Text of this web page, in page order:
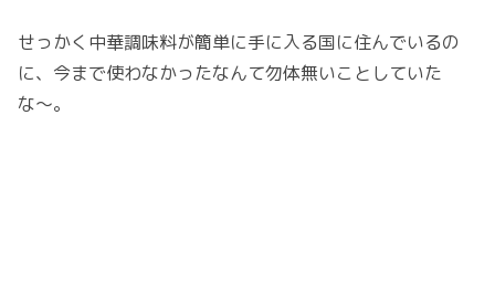
せっかく中華調味料が簡単に手に入る国に住んでいるの
に、今まで使わなかったなんて勿体無いことしていた
な〜。